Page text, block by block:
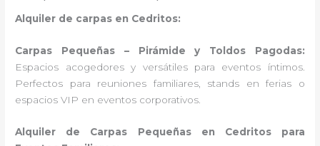
Alquiler de carpas en Cedritos:
Carpas Pequeñas – Pirámide y Toldos Pagodas:
Espacios acogedores y versátiles para eventos íntimos.
Perfectos para reuniones familiares, stands en ferias o
espacios VIP en eventos corporativos.
Alquiler de Carpas Pequeñas en Cedritos para